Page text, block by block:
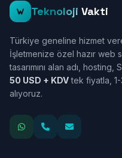
Teknoloji Vakti
Türkiye geneline hizmet
İşletmenize özel hazır web
tasarımını alan adı, hosting,
50 USD + KDVtek fiyatla,
alıyoruz.